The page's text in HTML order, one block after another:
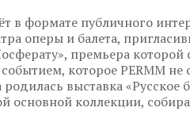
в формате публичного
оперы и балета,
премьера
которое PERMM
выставка «Русское
основной коллекции,